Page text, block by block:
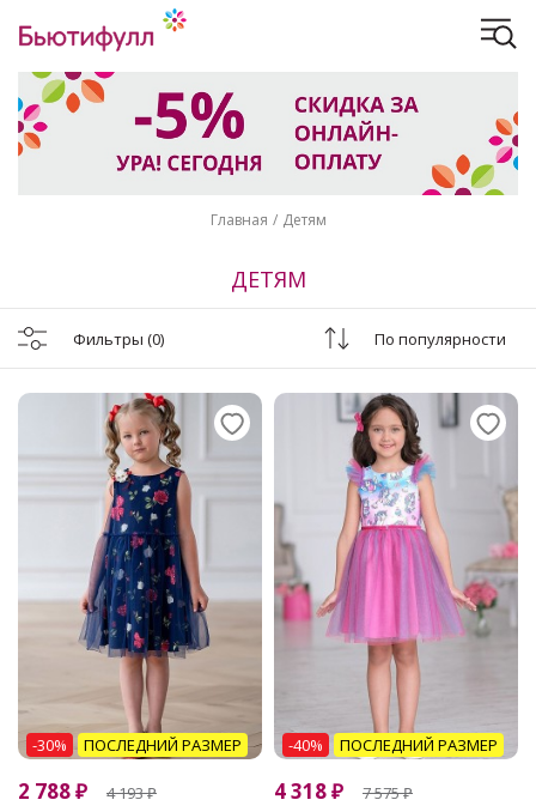
Главная Детям
ДЕТЯМ
Фильтры (0) По популярности
-30% ПОСЛЕДНИЙ РАЗМЕР
2 788₽ 4 193₽
-40% ПОСЛЕДНИЙ РАЗМЕР
4 318₽ 7 575₽